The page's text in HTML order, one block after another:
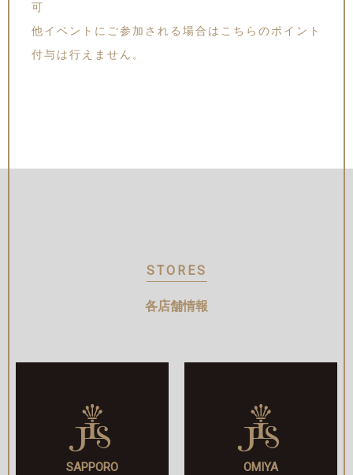
可
他イベントにご参加される場合はこちらのポイント
付与は行えません。
STORES
各店舗情報
SAPPORO OMIYA